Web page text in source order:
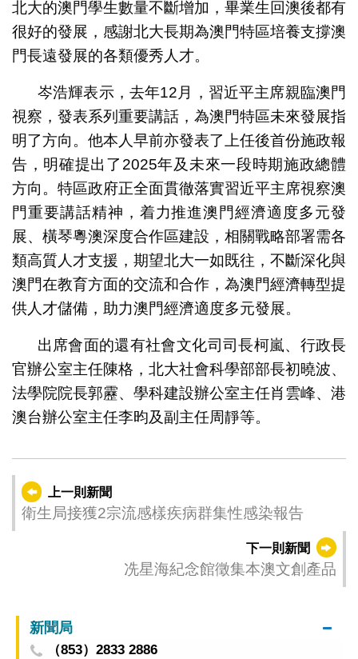
北大的澳門學生數量不斷增加，畢業生回澳後都有
很好的發展，感謝北大長期為澳門特區培養支撐澳
門長遠發展的各類優秀人才。
岑浩輝表示，去年12月，習近平主席親臨澳門
視察，發表系列重要講話，為澳門特區未來發展指
明了方向。他本人早前亦發表了上任後首份施政報
告，明確提出了2025年及未來一段時期施政總體
方向。特區政府正全面貫徹落實習近平主席視察澳
門重要講話精神，着力推進澳門經濟適度多元發
展、橫琴粵澳深度合作區建設，相關戰略部署需各
類高質人才支援，期望北大一如既往，不斷深化與
澳門在教育方面的交流和合作，為澳門經濟轉型提
供人才儲備，助力澳門經濟適度多元發展。
出席會面的還有社會文化司司長柯嵐、行政長
官辦公室主任陳格，北大社會科學部部長初曉波、
法學院院長郭靂、學科建設辦公室主任肖雲峰、港
澳台辦公室主任李昀及副主任周靜等。
上一則新聞
衛生局接獲2宗流感樣疾病群集性感染報告
下一則新聞
冼星海紀念館徵集本澳文創產品
新聞局
（853）2833 2886